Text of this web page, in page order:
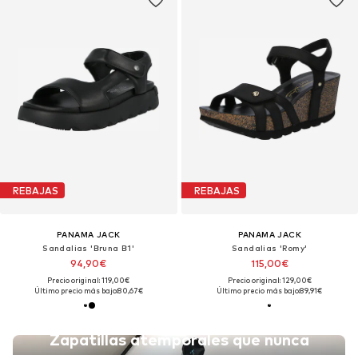
REBAJAS
PANAMA JACK
Sandalias 'Bruna B1'
94,90€
Precio original: 119,00€
Último precio más bajo:80,67€
Zapatillas atemporales que nunca
REBAJAS
PANAMA JACK
Sandalias 'Romy'
115,00€
Precio original: 129,00€
Último precio más bajo:89,91€